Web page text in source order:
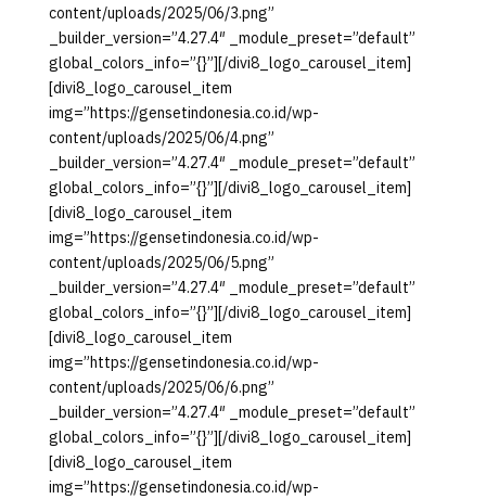
content/uploads/2025/06/3.png”
_builder_version=”4.27.4″ _module_preset=”default”
global_colors_info=”{}”][/divi8_logo_carousel_item]
[divi8_logo_carousel_item
img=”https://gensetindonesia.co.id/wp-
content/uploads/2025/06/4.png”
_builder_version=”4.27.4″ _module_preset=”default”
global_colors_info=”{}”][/divi8_logo_carousel_item]
[divi8_logo_carousel_item
img=”https://gensetindonesia.co.id/wp-
content/uploads/2025/06/5.png”
_builder_version=”4.27.4″ _module_preset=”default”
global_colors_info=”{}”][/divi8_logo_carousel_item]
[divi8_logo_carousel_item
img=”https://gensetindonesia.co.id/wp-
content/uploads/2025/06/6.png”
_builder_version=”4.27.4″ _module_preset=”default”
global_colors_info=”{}”][/divi8_logo_carousel_item]
[divi8_logo_carousel_item
img=”https://gensetindonesia.co.id/wp-